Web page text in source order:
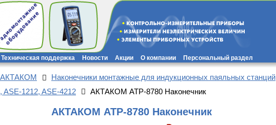
Техническая поддержка Новости Акции О компании Персональный раздел
АКТАКОМ
Наконечники монтажные для индукционных паяльных станций
ASE-1212, ASE-4212
АКТАКОМ АТР-8780 Наконечник
АКТАКОМ АТР-8780 Наконечник